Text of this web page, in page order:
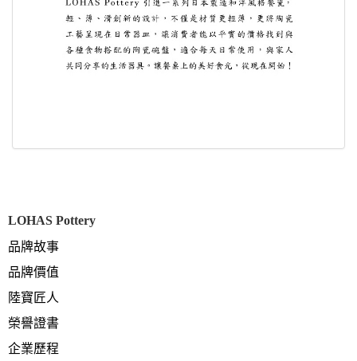
LOHAS Pottery
品牌故事
品牌價值
陸寶匠人
榮譽證書
企業歷程